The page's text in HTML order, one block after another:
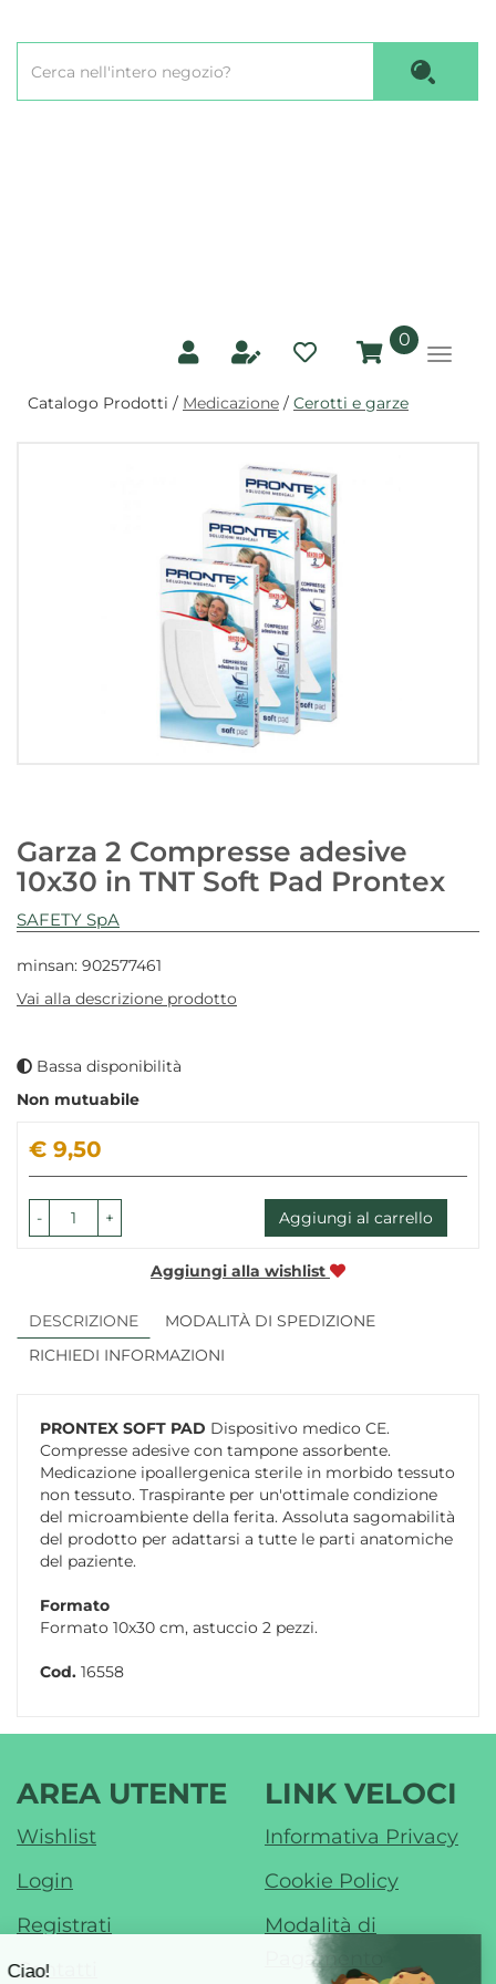
principale
Prodotto
0prodotti
inseriti
Catalogo Prodotti / Medicazione / Cerotti e garze
Garza 2 Compresse adesive
10x30 in TNT Soft Pad Prontex
SAFETY SpA
minsan: 902577461
Vai alla descrizione prodotto
Bassa disponibilità
Non mutuabile
Prezzo
€ 9,50
- + Aggiungi al carrello
Aggiungi alla wishlist
DESCRIZIONE
MODALITÀ DI SPEDIZIONE
RICHIEDI INFORMAZIONI
PRONTEX SOFT PAD Dispositivo medico CE.
Compresse adesive con tampone assorbente.
Medicazione ipoallergenica sterile in morbido tessuto
non tessuto. Traspirante per un'ottimale condizione
del microambiente della ferita. Assoluta sagomabilità
del prodotto per adattarsi a tutte le parti anatomiche
del paziente.
Formato
Formato 10x30 cm, astuccio 2 pezzi.
Cod. 16558
AREA UTENTE
Wishlist
Login
Registrati
Contatti
LINK VELOCI
Informativa Privacy
Cookie Policy
Modalità di
Pagamento